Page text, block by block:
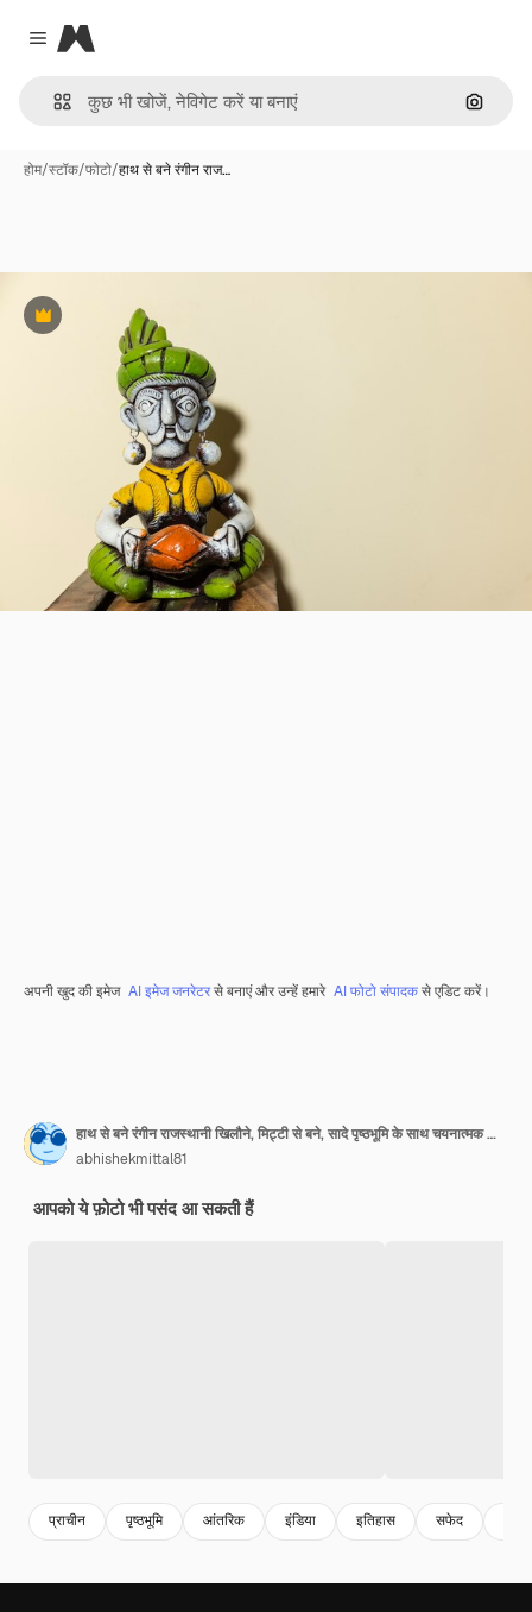
Close menu
Magnific
इमेज से
होम/स्टॉक/फोटो/हाथ से बने रंगीन राज…
Premium
अपनी खुद की इमेज AI इमेज जनरेटरसे बनाएं और उन्हें हमारे AI फोटो संपादकसे एडिट करें।
हाथ से बने रंगीन राजस्थानी खिलौने, मिट्टी से बने, सादे पृष्ठभूमि के साथ चयनात्मक फोकस
abhishekmittal81
आपको ये फ़ोटो भी पसंद आ सकती हैं
प्राचीन पृष्ठभूमि आंतरिक इंडिया इतिहास सफेद